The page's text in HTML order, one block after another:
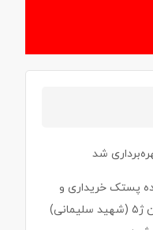
شد
پستک خریداری و
تخریب شد / خیابان ژ۵ (شهید سلیمانی)